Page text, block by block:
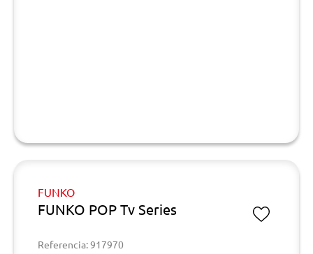
FUNKO
FUNKO POP Tv Series
Referencia: 917970